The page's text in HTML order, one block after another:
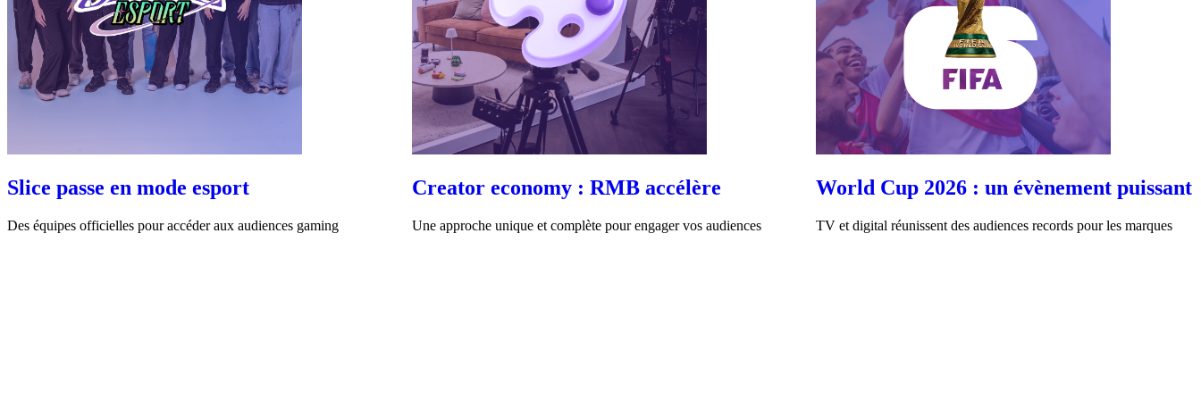
Slice passe en mode esport
Des équipes officielles pour accéder aux audiences gaming
Creator economy : RMB accélère
Une approche unique et complète pour engager vos audiences
World Cup 2026 : un évènement puissant
TV et digital réunissent des audiences records pour les marques